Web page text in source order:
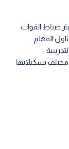
ضباط القوات
المهام
تشكيلاتها